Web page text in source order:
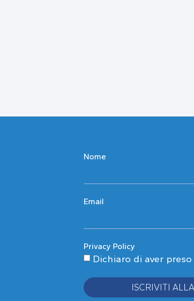
Nome
Email
Privacy Policy
Dichiaro di aver
ISCRIVITI